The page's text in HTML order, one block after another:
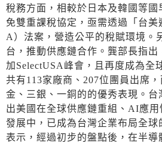
稅務方面，相較於日本及韓國等國
免雙重課稅協定，亟需透過「台
A）法案，營造公平的稅賦環境。
台，推動供應鏈合作。龔部長指
加SelectUSA峰會，且再度成為全
共有113家廠商、207位團員出席
金、三銀、一銅的的優秀表現。
出美國在全球供應鏈重組、AI應
發展中，已成為台灣企業布局全球
表示，經過初步的盤點後，在半導